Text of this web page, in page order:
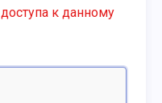
к данному